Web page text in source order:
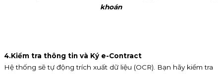
khoán
4.Kiểm tra thông tin và Ký e-Contract
Hệ thống sẽ tự động trích xuất dữ liệu (OCR). Bạn hãy kiểm tra